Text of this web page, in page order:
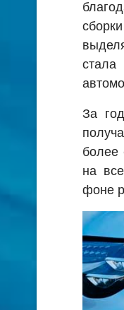
За
более
на
фоне